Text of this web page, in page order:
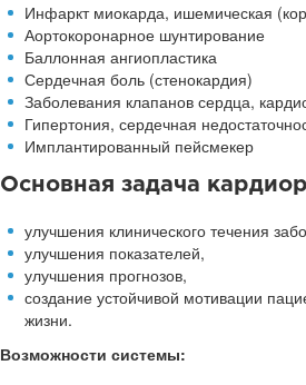
Инфаркт миокарда, ишемическая
Аортокоронарное шунтирование
Баллонная ангиопластика
Сердечная боль (стенокардия)
Заболевания клапанов сердца,
Гипертония, сердечная
Имплантированный пейсмекер
Основная задача
улучшения клинического течения
улучшения показателей,
улучшения прогнозов,
создание устойчивой мотивации
жизни.
Возможности системы: